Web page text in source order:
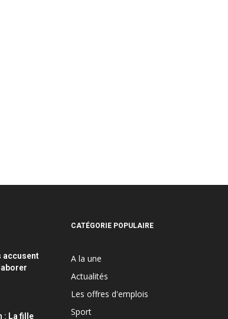
accusent
: La fille
CATÉGORIE POPULAIRE
A la une
Actualités
Les offres d'emplois
Sport